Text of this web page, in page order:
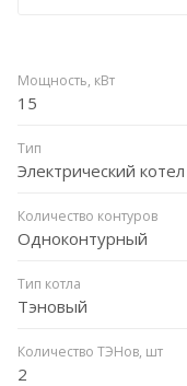
Мощность, кВт
15
Тип
Электрический котел
Количество контуров
Одноконтурный
Тип котла
Тэновый
Количество ТЭНов, шт
2